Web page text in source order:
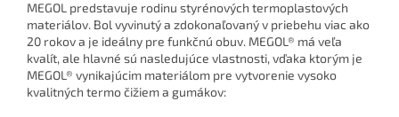
MEGOL predstavuje rodinu styrénových termoplastových
materiálov. Bol vyvinutý a zdokonaľovaný v priebehu viac ako
20 rokov a je ideálny pre funkčnú obuv. MEGOL® má veľa
kvalít, ale hlavné sú nasledujúce vlastnosti, vďaka ktorým je
MEGOL® vynikajúcim materiálom pre vytvorenie vysoko
kvalitných termo čižiem a gumákov: